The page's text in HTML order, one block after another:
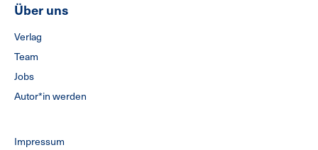
Über uns
Verlag
Team
Jobs
Autor*in werden
Impressum